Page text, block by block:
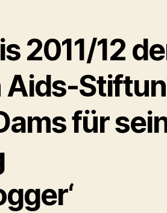
2011/12
Aids-
für